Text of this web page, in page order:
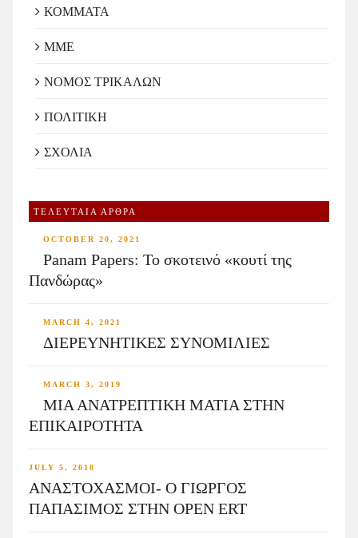
ΚΟΜΜΑΤΑ
ΜΜΕ
ΝΟΜΟΣ ΤΡΙΚΑΛΩΝ
ΠΟΛΙΤΙΚΗ
ΣΧΟΛΙΑ
ΤΕΛΕΥΤΑΙΑ ΑΡΘΡΑ
OCTOBER 20, 2021
Panam Papers: Το σκοτεινό «κουτί της
Πανδώρας»
MARCH 4, 2021
ΔΙΕΡΕΥΝΗΤΙΚΕΣ ΣΥΝΟΜΙΛΙΕΣ
MARCH 3, 2019
ΜΙΑ ΑΝΑΤΡΕΠΤΙΚΗ ΜΑΤΙΑ ΣΤΗΝ
ΕΠΙΚΑΙΡΟΤΗΤΑ
JULY 5, 2018
ΑΝΑΣΤΟΧΑΣΜΟΙ- Ο ΓΙΩΡΓΟΣ
ΠΑΠΑΣΙΜΟΣ ΣΤΗΝ OPEN ERT